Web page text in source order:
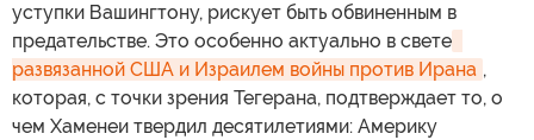
уступки Вашингтону, рискует быть обвиненным в
предательстве. Это особенно актуально в свете
развязанной США и Израилем войны против Ирана ,
которая, с точки зрения Тегерана, подтверждает то, о
чем Хаменеи твердил десятилетиями: Америку